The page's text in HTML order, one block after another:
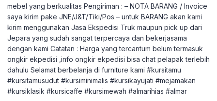
mebel yang berkualitas Pengiriman : – NOTA BARANG / Invoice
saya kirim pake JNE/J&T/Tiki/Pos – untuk BARANG akan kami
kirim menggunakan Jasa Ekspedisi Truk maupun pick up dari
Jepara yang sudah sangat terpercaya dan bekerjasama
dengan kami Catatan : Harga yang tercantum belum termasuk
ongkir ekpedisi ,info ongkir ekpedisi bisa chat pelapak terlebih
dahulu Selamat berbelanja di furniture kami #kursitamu
#kursitamusudut #kursiminimalis #kursikayujati #mejamakan
#kursiklasik #kursicaffe #kursimewah #almarihias #almar